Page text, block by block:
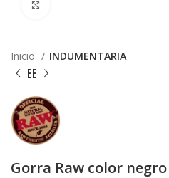
Inicio INDUMENTARIA
Gorra Raw color